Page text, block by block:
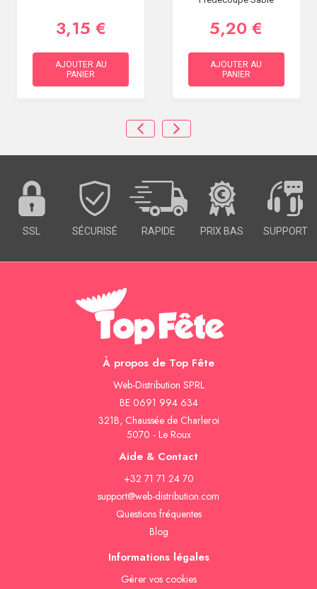
3,15 €
AJOUTER AU
PANIER
5,20 €
AJOUTER AU
PANIER
SSL SÉCURISÉ RAPIDE PRIX BAS SUPPORT
À propos de Top Fête
Web-Distribution SPRL
BE 0691 994 634
321B, Chaussée de Charleroi
5070 - Le Roux
Aide & Contact
+32 71 71 24 70
support@web-distribution.com
Questions fréquentes
Blog
Informations légales
Gèrer vos cookies